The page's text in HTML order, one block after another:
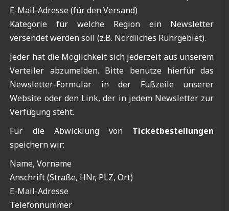
E-Mail-Adresse (für den Versand)
Kategorie für welche Region ein Newsletter
versendet werden soll (z.B. Nördliches Ruhrgebiet).
Jeder hat die Möglichkeit sich jederzeit aus unserem
Verteiler abzumelden. Bitte benutze hierfür das
Newsletter-Formular in der Fußzeile unserer
Website oder den Link, der in jedem Newsletter zur
Verfügung steht.
Für die Abwicklung von Ticketbestellungen
speichern wir:
Name, Vorname
Anschrift (Straße, HNr, PLZ, Ort)
E-Mail-Adresse
Telefonnummer